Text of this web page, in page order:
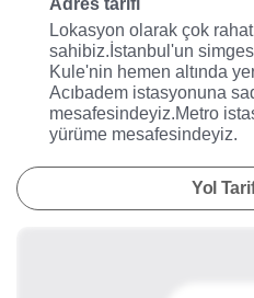
Adres tarifi
Lokasyon olarak çok
sahibiz.İstanbul'un
Kule'nin hemen altında
Acıbadem istasyonuna
mesafesindeyiz.Metro
yürüme mesafesindeyiz.
Yol